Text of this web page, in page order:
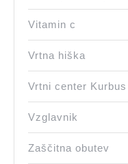
Vitamin c
Vrtna hiška
Vrtni center Kurbus
Vzglavnik
Zaščitna obutev